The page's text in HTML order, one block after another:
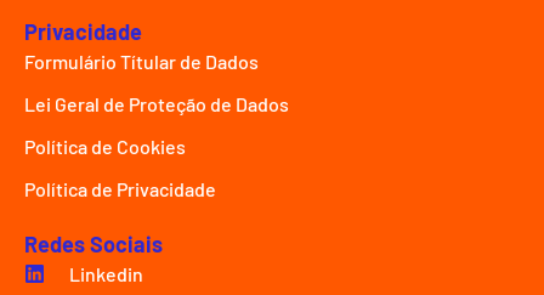
Privacidade
Formulário Títular de Dados
Lei Geral de Proteção de Dados
Política de Cookies
Política de Privacidade
Redes Sociais
Linkedin